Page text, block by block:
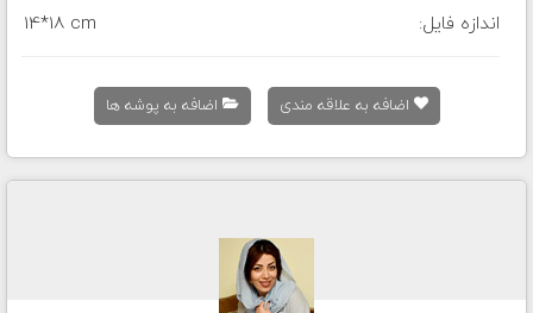
اندازه فایل: 14*18 cm
اضافه به علاقه مندی اضافه به پوشه ها